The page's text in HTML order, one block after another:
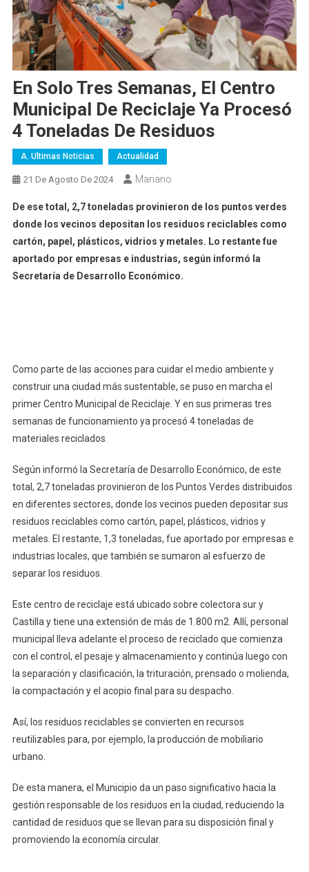
En Solo Tres Semanas, El Centro
Municipal De Reciclaje Ya Procesó
4 Toneladas De Residuos
A. Ultimas Noticias Actualidad
21 De Agosto De 2024 Mariano
De ese total, 2,7 toneladas provinieron de los puntos verdes
donde los vecinos depositan los residuos reciclables como
cartón, papel, plásticos, vidrios y metales. Lo restante fue
aportado por empresas e industrias, según informó la
Secretaría de Desarrollo Económico.
Como parte de las acciones para cuidar el medio ambiente y
construir una ciudad más sustentable, se puso en marcha el
primer Centro Municipal de Reciclaje. Y en sus primeras tres
semanas de funcionamiento ya procesó 4 toneladas de
materiales reciclados.
Según informó la Secretaría de Desarrollo Económico, de este
total, 2,7 toneladas provinieron de los Puntos Verdes distribuidos
en diferentes sectores, donde los vecinos pueden depositar sus
residuos reciclables como cartón, papel, plásticos, vidrios y
metales. El restante, 1,3 toneladas, fue aportado por empresas e
industrias locales, que también se sumaron al esfuerzo de
separar los residuos.
Este centro de reciclaje está ubicado sobre colectora sur y
Castilla y tiene una extensión de más de 1.800 m2. Allí, personal
municipal lleva adelante el proceso de reciclado que comienza
con el control, el pesaje y almacenamiento y continúa luego con
la separación y clasificación, la trituración, prensado o molienda,
la compactación y el acopio final para su despacho.
Así, los residuos reciclables se convierten en recursos
reutilizables para, por ejemplo, la producción de mobiliario
urbano.
De esta manera, el Municipio da un paso significativo hacia la
gestión responsable de los residuos en la ciudad, reduciendo la
cantidad de residuos que se llevan para su disposición final y
promoviendo la economía circular.